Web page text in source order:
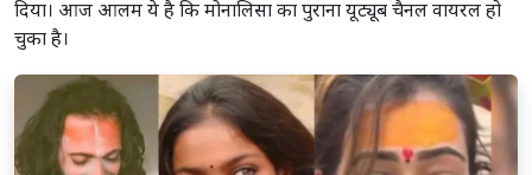
दिया। आज आलम ये है कि मोनालिसा का पुराना यूट्यूब चैनल वायरल हो
चुका है।